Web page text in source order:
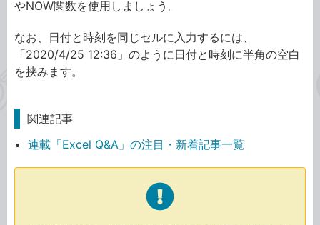
やNOW関数を使用しましょう。
なお、日付と時刻を同じセルに入力するには、
「2020/4/25 12:36」のように日付と時刻に半角の空白
を挟みます。
関連記事
連載「Excel Q&A」の注目・新着記事一覧